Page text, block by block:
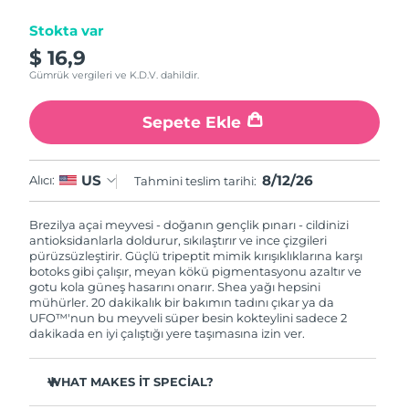
Stokta var
$ 16,9
Gümrük vergileri ve K.D.V. dahildir.
Sepete Ekle
Alıcı: US Tahmini teslim tarihi: 8/12/26
Brezilya açai meyvesi - doğanın gençlik pınarı - cildinizi
antioksidanlarla doldurur, sıkılaştırır ve ince çizgileri
pürüzsüzleştirir. Güçlü tripeptit mimik kırışıklıklarına karşı
botoks gibi çalışır, meyan kökü pigmentasyonu azaltır ve
gotu kola güneş hasarını onarır. Shea yağı hepsini
mühürler. 20 dakikalık bir bakımın tadını çıkar ya da
UFO™'nun bu meyveli süper besin kokteylini sadece 2
dakikada en iyi çalıştığı yere taşımasına izin ver.
WHAT MAKES IT SPECIAL?
Çin Makao ÖİB
Malezya
Malta Tahmini teslim tarihi 8/11/26
Meksika Tahmini teslim tarihi
Hollanda Tahmini teslim tarihi8/11/26
Yeni Zelanda Tahmini teslim tarihi
Norveç Tahmini teslim tarihi
Umman Tahmini teslim tarihi